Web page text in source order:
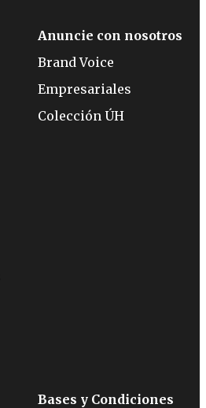
Anuncie con nosotros
Brand Voice
Empresariales
Colección ÚH
Bases y Condiciones